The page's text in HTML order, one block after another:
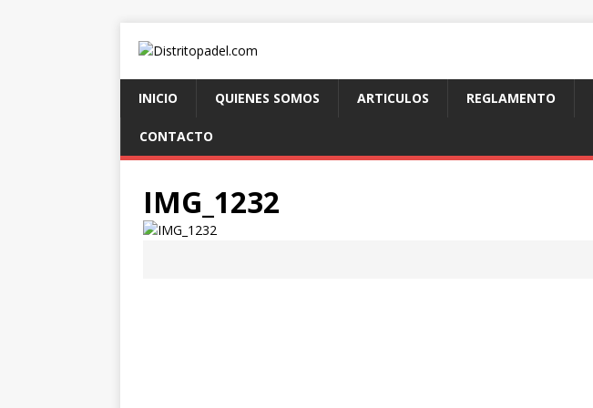
INICIO QUIENES SOMOS ARTICULOS REGLAMENTO
CONTACTO
IMG_1232